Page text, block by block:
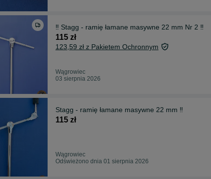
‼️ Stagg - ramię łamane masywne 22 mm Nr 2 ‼️
115 zł
123,59 zł z Pakietem Ochronnym
Wągrowiec
03 sierpnia 2026
Stagg - ramię łamane masywne 22 mm ‼️
115 zł
Wągrowiec
Odświeżono dnia 01 sierpnia 2026